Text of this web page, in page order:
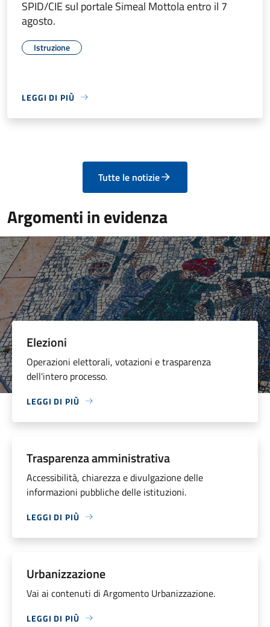
SPID/CIE sul portale Simeal Mottola entro il 7
agosto.
Istruzione
LEGGI DI PIÙ
Tutte le notizie
Argomenti in evidenza
Elezioni
Operazioni elettorali, votazioni e trasparenza
dell'intero processo.
LEGGI DI PIÙ
Trasparenza amministrativa
Accessibilità, chiarezza e divulgazione delle
informazioni pubbliche delle istituzioni.
LEGGI DI PIÙ
Urbanizzazione
Vai ai contenuti di Argomento Urbanizzazione.
LEGGI DI PIÙ